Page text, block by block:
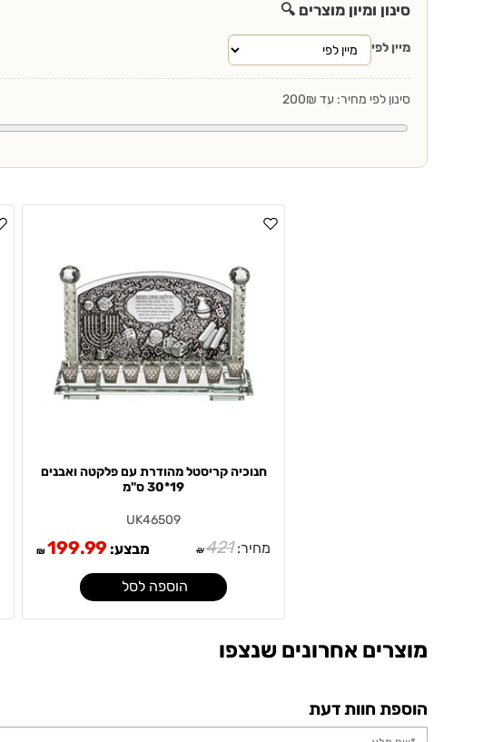
סינון ומיון מוצרים 🔍
מיין לפי
סינון לפי מחיר: עד 200₪
חנוכיה קריסטל מהודרת עם פלקטה ואבנים
19*30 ס"מ
UK46509
מחיר: ₪421 מבצע: ₪199.99
הוספה לסל
מוצרים אחרונים שנצפו
הוספת חוות דעת